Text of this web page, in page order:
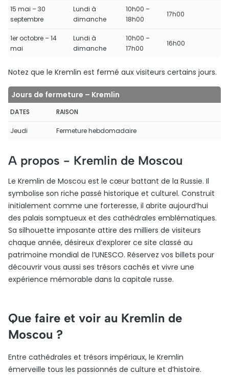
15 mai – 30
septembre
Lundi à
dimanche
10h00 –
18h00
17h00
1er octobre – 14
mai
Lundi à
dimanche
10h00 –
17h00
16h00
Notez que le Kremlin est fermé aux visiteurs certains jours.
Jours de fermeture – Kremlin
DATES RAISON
Jeudi Fermeture hebdomadaire
A propos - Kremlin de Moscou
Le Kremlin de Moscou est le cœur battant de la Russie. Il
symbolise son riche passé historique et culturel. Construit
initialement comme une forteresse, il abrite aujourd’hui
des palais somptueux et des cathédrales emblématiques.
Sa silhouette imposante attire des milliers de visiteurs
chaque année, désireux d’explorer ce site classé au
patrimoine mondial de l’UNESCO. Réservez vos billets pour
découvrir vous aussi ses trésors cachés et vivre une
expérience mémorable dans la capitale russe.
Que faire et voir au Kremlin de
Moscou ?
Entre cathédrales et trésors impériaux, le Kremlin
émerveille tous les passionnés de culture et d’histoire.